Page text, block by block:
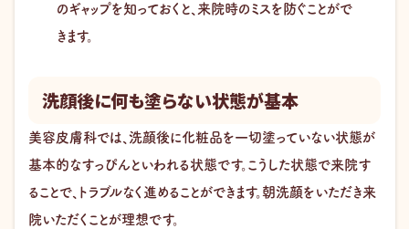
のギャップを知っておくと、来院時のミスを防ぐことがで
きます。
洗顔後に何も塗らない状態が基本
美容皮膚科では、洗顔後に化粧品を一切塗っていない状態が
基本的なすっぴんといわれる状態です。こうした状態で来院す
ることで、トラブルなく進めることができます。朝洗顔をいただき来
院いただくことが理想です。